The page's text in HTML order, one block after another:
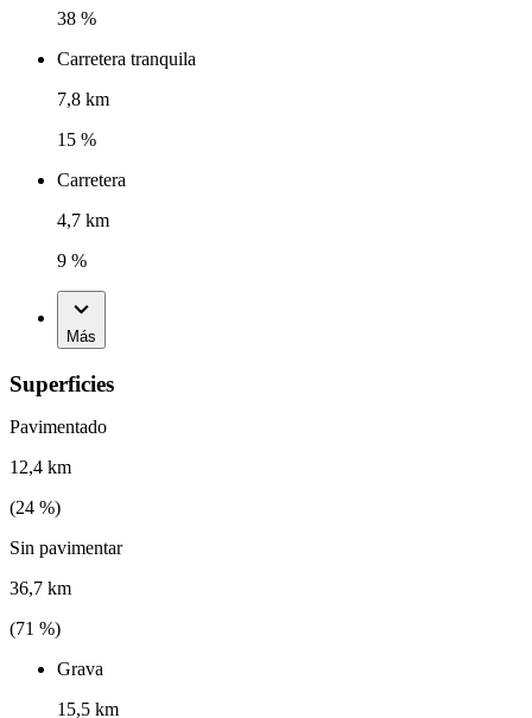
38 %
Carretera tranquila
7,8 km
15 %
Carretera
4,7 km
9 %
Más
Superficies
Pavimentado
12,4 km
(24 %)
Sin pavimentar
36,7 km
(71 %)
Grava
15,5 km